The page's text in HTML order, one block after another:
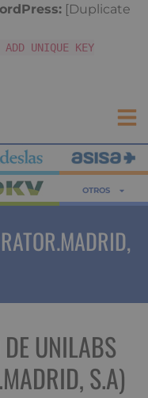
[Duplicate
UNIQUE KEY
OTROS
UNILABS
S.A)